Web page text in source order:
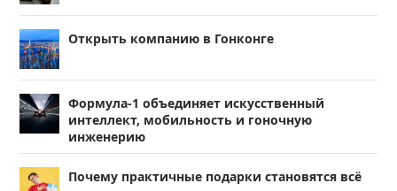
Открыть компанию в Гонконге
Формула-1 объединяет искусственный
интеллект, мобильность и гоночную
инженерию
Почему практичные подарки становятся всё